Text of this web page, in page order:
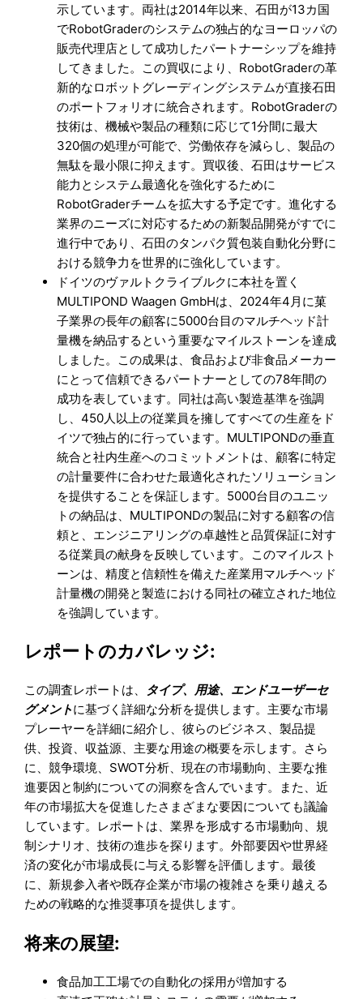
示しています。両社は2014年以来、石田が13カ国
でRobotGraderのシステムの独占的なヨーロッパの
販売代理店として成功したパートナーシップを維持
してきました。この買収により、RobotGraderの革
新的なロボットグレーディングシステムが直接石田
のポートフォリオに統合されます。RobotGraderの
技術は、機械や製品の種類に応じて1分間に最大
320個の処理が可能で、労働依存を減らし、製品の
無駄を最小限に抑えます。買収後、石田はサービス
能力とシステム最適化を強化するために
RobotGraderチームを拡大する予定です。進化する
業界のニーズに対応するための新製品開発がすでに
進行中であり、石田のタンパク質包装自動化分野に
おける競争力を世界的に強化しています。
ドイツのヴァルトクライブルクに本社を置く
MULTIPOND Waagen GmbHは、2024年4月に菓
子業界の長年の顧客に5000台目のマルチヘッド計
量機を納品するという重要なマイルストーンを達成
しました。この成果は、食品および非食品メーカー
にとって信頼できるパートナーとしての78年間の
成功を表しています。同社は高い製造基準を強調
し、450人以上の従業員を擁してすべての生産をド
イツで独占的に行っています。MULTIPONDの垂直
統合と社内生産へのコミットメントは、顧客に特定
の計量要件に合わせた最適化されたソリューション
を提供することを保証します。5000台目のユニッ
トの納品は、MULTIPONDの製品に対する顧客の信
頼と、エンジニアリングの卓越性と品質保証に対す
る従業員の献身を反映しています。このマイルスト
ーンは、精度と信頼性を備えた産業用マルチヘッド
計量機の開発と製造における同社の確立された地位
を強調しています。
レポートのカバレッジ:
この調査レポートは、
タイプ、用途、エンドユーザーセ
グメントに基づく詳細な分析を提供します。主要な市場
プレーヤーを詳細に紹介し、彼らのビジネス、製品提
供、投資、収益源、主要な用途の概要を示します。さら
に、競争環境、SWOT分析、現在の市場動向、主要な推
進要因と制約についての洞察を含んでいます。また、近
年の市場拡大を促進したさまざまな要因についても議論
しています。レポートは、業界を形成する市場動向、規
制シナリオ、技術の進歩を探ります。外部要因や世界経
済の変化が市場成長に与える影響を評価します。最後
に、新規参入者や既存企業が市場の複雑さを乗り越える
ための戦略的な推奨事項を提供します。
将来の展望:
食品加工工場での自動化の採用が増加する